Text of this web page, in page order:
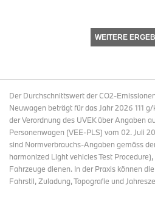
WEITERE
Der Durchschnittswert der CO2-
Neuwagen beträgt für das Jahr 2026 111
der Verordnung des UVEK über Angaben
Personenwagen (VEE-PLS) vom 02. Juli
sind Normverbrauchs-Angaben gemäss
harmonized Light vehicles Test
Fahrzeuge dienen. In der Praxis können
Fahrstil, Zuladung, Topografie und